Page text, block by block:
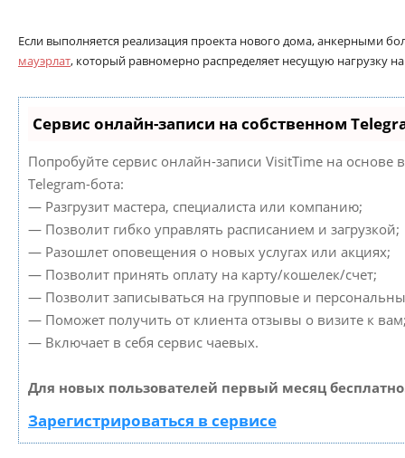
Если выполняется реализация проекта нового дома, анкерными
мауэрлат, который равномерно распределяет несущую нагрузку
Сервис онлайн-записи на собственном
Попробуйте сервис онлайн-записи VisitTime на основе
Telegram-бота:
— Разгрузит мастера, специалиста или компанию;
— Позволит гибко управлять расписанием и загрузкой;
— Разошлет оповещения о новых услугах или акциях;
— Позволит принять оплату на карту/кошелек/счет;
— Позволит записываться на групповые и
— Поможет получить от клиента отзывы о визите к
— Включает в себя сервис чаевых.
Для новых пользователей первый месяц
Зарегистрироваться в сервисе